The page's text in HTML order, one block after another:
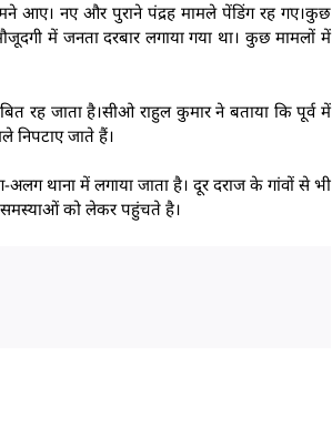
आए। नए और पुराने पंद्रह मामले पेंडिंग रह गए।कुछ
में जनता दरबार लगाया गया था। कुछ मामलों में
रह जाता है।सीओ राहुल कुमार ने बताया कि पूर्व में
निपटाए जाते हैं।
अलग थाना में लगाया जाता है। दूर दराज के गांवों से भी
समस्याओं को लेकर पहुंचते है।